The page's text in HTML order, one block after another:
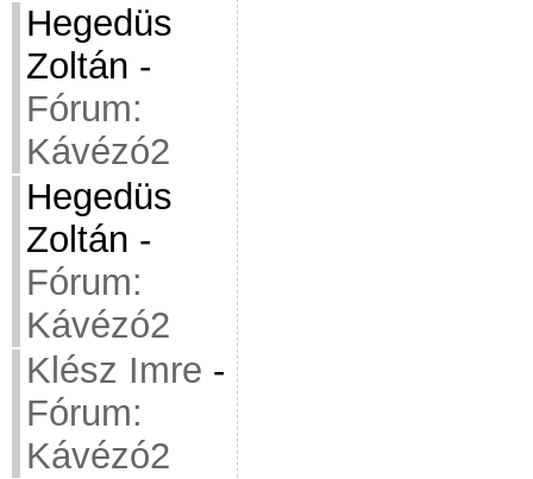
Hegedüs
Zoltán -
Fórum:
Kávézó2
Hegedüs
Zoltán -
Fórum:
Kávézó2
Klész Imre -
Fórum:
Kávézó2